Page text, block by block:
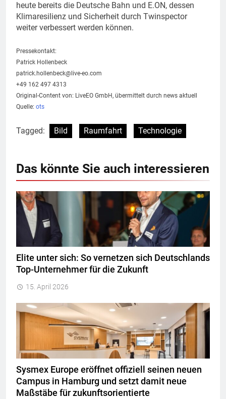
heute bereits die Deutsche Bahn und E.ON, dessen
Klimaresilienz und Sicherheit durch Twinspector
weiter verbessert werden können.
Pressekontakt:
Patrick Hollenbeck
patrick.hollenbeck@live-eo.com
+49 162 497 4313
Original-Content von: LiveEO GmbH, übermittelt durch news aktuell
Quelle: ots
Tagged: Bild Raumfahrt Technologie
Das könnte Sie auch interessieren
Elite unter sich: So vernetzen sich Deutschlands
Top-Unternehmer für die Zukunft
15. April 2026
Sysmex Europe eröffnet offiziell seinen neuen
Campus in Hamburg und setzt damit neue
Maßstäbe für zukunftsorientierte